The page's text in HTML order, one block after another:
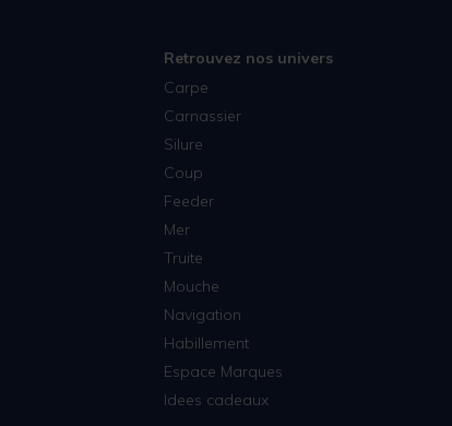
Retrouvez nos univers
Carpe
Carnassier
Silure
Coup
Feeder
Mer
Truite
Mouche
Navigation
Habillement
Espace Marques
Idees cadeaux